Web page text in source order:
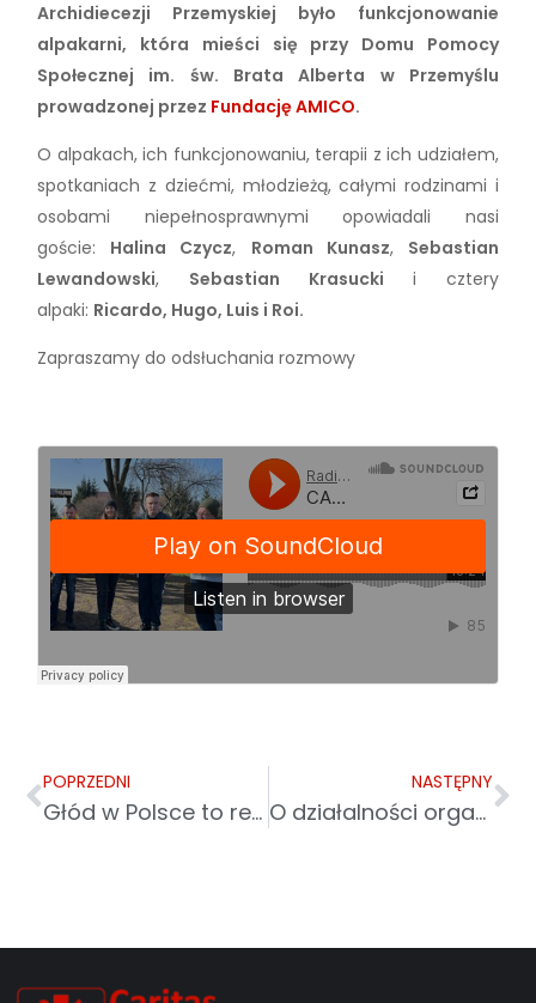
Archidiecezji Przemyskiej było funkcjonowanie
alpakarni, która mieści się przy Domu Pomocy
Społecznej im. św. Brata Alberta w Przemyślu
prowadzonej przez Fundację AMICO.
O alpakach, ich funkcjonowaniu, terapii z ich udziałem,
spotkaniach z dziećmi, młodzieżą, całymi rodzinami i
osobami niepełnosprawnymi opowiadali nasi
goście: Halina Czycz, Roman Kunasz, Sebastian
Lewandowski, Sebastian Krasucki i cztery
alpaki: Ricardo, Hugo, Luis i Roi.
Zapraszamy do odsłuchania rozmowy
POPRZEDNI
Głód w Polsce to realny problem. Pomóż nakarmić potrzebujących
NASTĘPNY
O działalności organizacji pozarządowych w TVP Rzeszów